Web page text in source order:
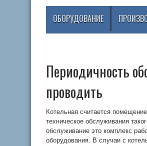
ОБОРУДОВАНИЕ
Периодичность
проводить
Котельная считается
техническое обслуживания
обслуживание это комплекс
оборудования. В случаи с